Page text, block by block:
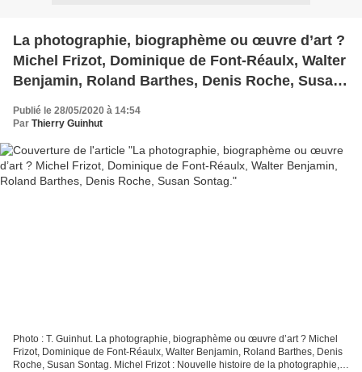
La photographie, biographème ou œuvre d’art ?
Michel Frizot, Dominique de Font-Réaulx, Walter
Benjamin, Roland Barthes, Denis Roche, Susan
Publié le 28/05/2020 à 14:54
Par Thierry Guinhut
Photo : T. Guinhut. La photographie, biographème ou œuvre d’art ? Michel
Frizot, Dominique de Font-Réaulx, Walter Benjamin, Roland Barthes, Denis
Roche, Susan Sontag. Michel Frizot : Nouvelle histoire de la photographie,